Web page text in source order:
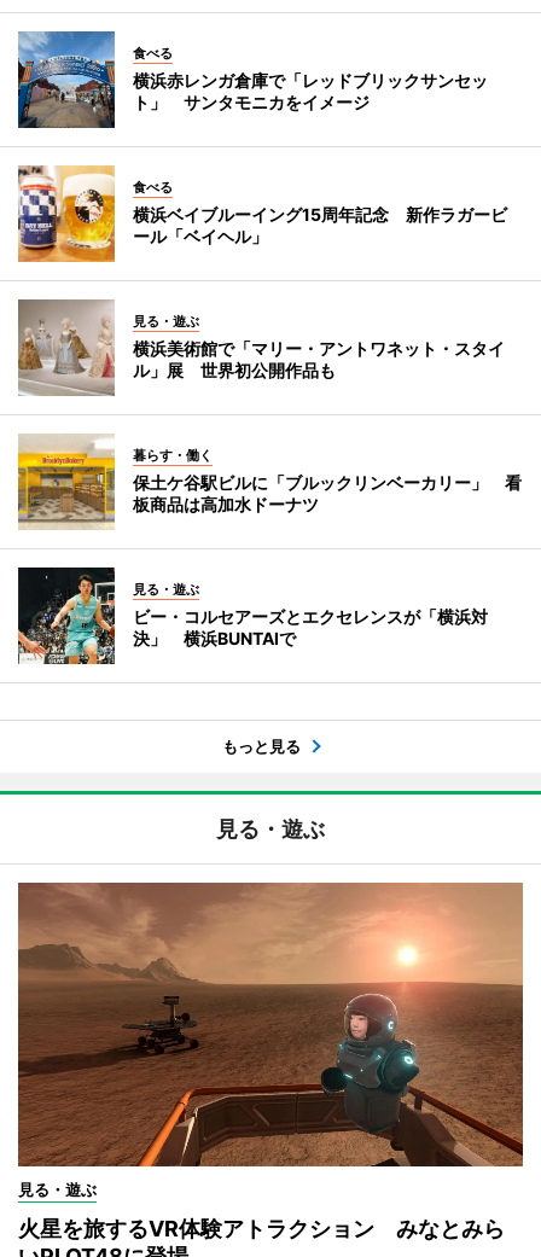
食べる
横浜赤レンガ倉庫で「レッドブリックサンセッ
ト」 サンタモニカをイメージ
食べる
横浜ベイブルーイング15周年記念 新作ラガービ
ール「ベイヘル」
見る・遊ぶ
横浜美術館で「マリー・アントワネット・スタイ
ル」展 世界初公開作品も
暮らす・働く
保土ケ谷駅ビルに「ブルックリンベーカリー」 看
板商品は高加水ドーナツ
見る・遊ぶ
ビー・コルセアーズとエクセレンスが「横浜対
決」 横浜BUNTAIで
もっと見る
見る・遊ぶ
見る・遊ぶ
火星を旅するVR体験アトラクション みなとみら